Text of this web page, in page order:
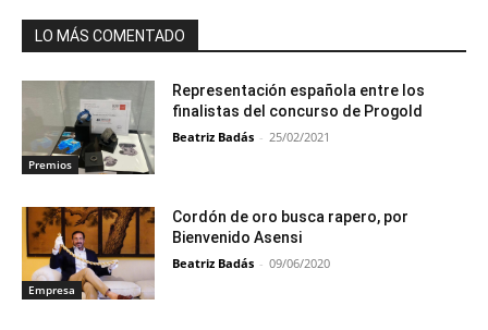
LO MÁS COMENTADO
Premios
Representación española entre los
finalistas del concurso de Progold
Beatriz Badás - 25/02/2021
Empresa
Cordón de oro busca rapero, por
Bienvenido Asensi
Beatriz Badás - 09/06/2020